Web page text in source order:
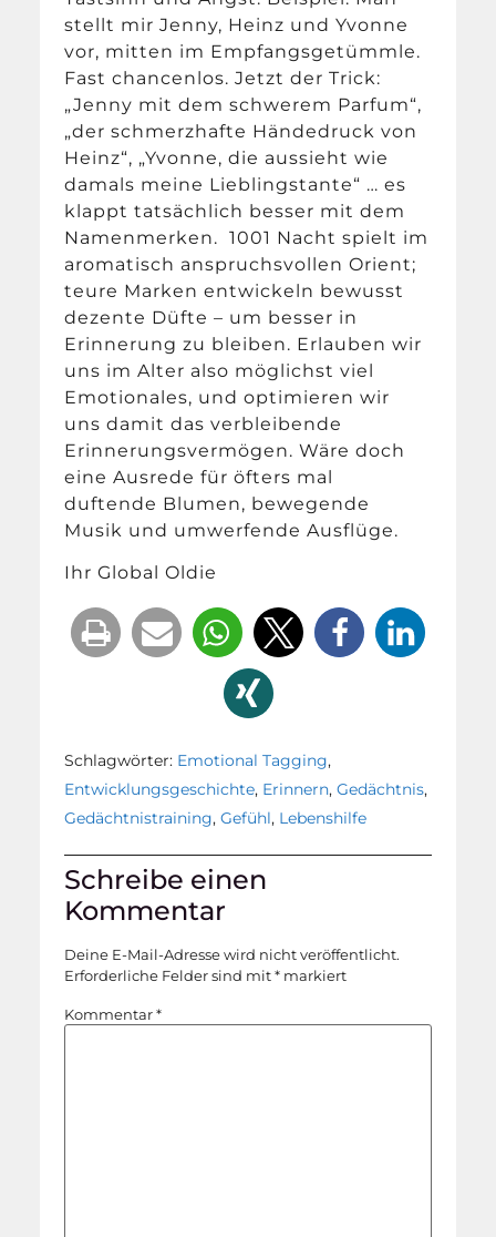
stellt mir Jenny, Heinz und Yvonne
vor, mitten im Empfangsgetümmle.
Fast chancenlos. Jetzt der Trick:
„Jenny mit dem schwerem Parfum“,
„der schmerzhafte Händedruck von
Heinz“, „Yvonne, die aussieht wie
damals meine Lieblingstante“ … es
klappt tatsächlich besser mit dem
Namenmerken. 1001 Nacht spielt im
aromatisch anspruchsvollen Orient;
teure Marken entwickeln bewusst
dezente Düfte – um besser in
Erinnerung zu bleiben. Erlauben wir
uns im Alter also möglichst viel
Emotionales, und optimieren wir
uns damit das verbleibende
Erinnerungsvermögen. Wäre doch
eine Ausrede für öfters mal
duftende Blumen, bewegende
Musik und umwerfende Ausflüge.
Ihr Global Oldie
Schlagwörter: Emotional Tagging,
Entwicklungsgeschichte, Erinnern,Gedächtnis,
Gedächtnistraining,Gefühl, Lebenshilfe
Schreibe einen
Kommentar
Deine E-Mail-Adresse wird nicht veröffentlicht.
Erforderliche Felder sind mit* markiert
Kommentar*